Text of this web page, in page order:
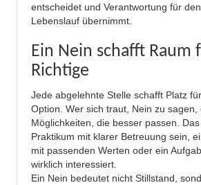
entscheidet und Verantwortung für
Lebenslauf übernimmt.
Ein Nein schafft Raum
Richtige
Jede abgelehnte Stelle schafft Platz
Option. Wer sich traut, Nein zu
Möglichkeiten, die besser passen.
Praktikum mit klarer Betreuung sein,
mit passenden Werten oder ein
wirklich interessiert.
Ein Nein bedeutet nicht Stillstand,